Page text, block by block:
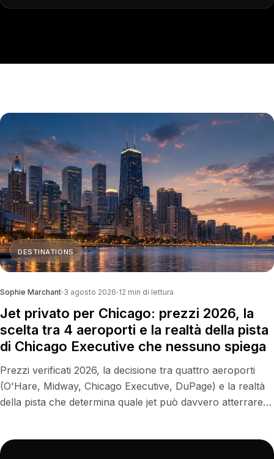
DESTINATIONS
Sophie Marchant 3 agosto 2026 12 min di lettura
Jet privato per Chicago: prezzi 2026, la
scelta tra 4 aeroporti e la realtà della pista
di Chicago Executive che nessuno spiega
Prezzi verificati 2026, la decisione tra quattro aeroporti
(O'Hare, Midway, Chicago Executive, DuPage) e la realtà
della pista che determina quale jet può davvero atterrare